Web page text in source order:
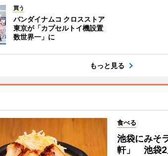
買う
バンダイナムコ クロスストア
東京が「カプセルトイ機設置
数世界一」に
もっと見る
食べる
池袋にみそ
軒」 池袋2